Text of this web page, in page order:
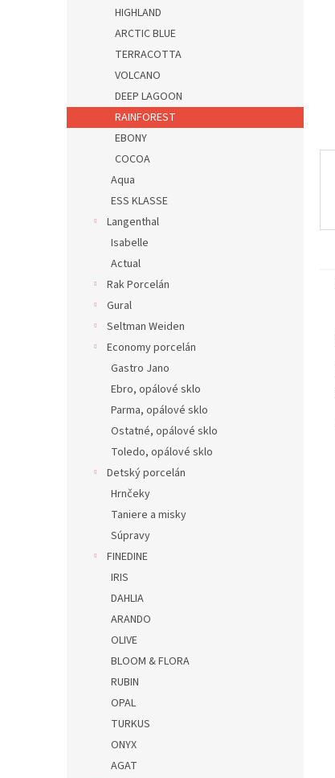
HIGHLAND
ARCTIC BLUE
TERRACOTTA
VOLCANO
DEEP LAGOON
RAINFOREST
EBONY
COCOA
Aqua
ESS KLASSE
Langenthal
Isabelle
Actual
Rak Porcelán
Gural
Seltman Weiden
Economy porcelán
Gastro Jano
Ebro, opálové sklo
Parma, opálové sklo
Ostatné, opálové sklo
Toledo, opálové sklo
Detský porcelán
Hrnčeky
Taniere a misky
Súpravy
FINEDINE
IRIS
DAHLIA
ARANDO
OLIVE
BLOOM & FLORA
RUBIN
OPAL
TURKUS
ONYX
AGAT